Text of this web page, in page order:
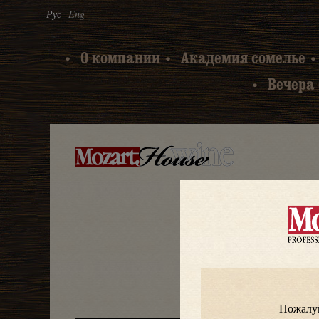
Рус Eng
О компании
Академия сомелье
Вечера
Меню
Меню•